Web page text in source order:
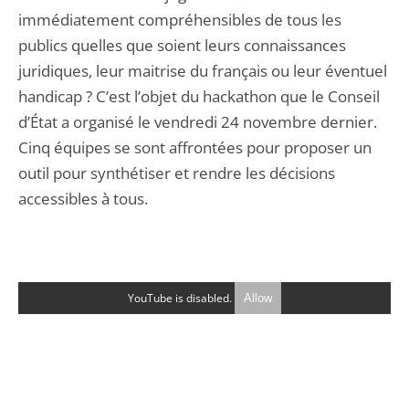
immédiatement compréhensibles de tous les
publics quelles que soient leurs connaissances
juridiques, leur maitrise du français ou leur éventuel
handicap ? C’est l’objet du hackathon que le Conseil
d’État a organisé le vendredi 24 novembre dernier.
Cinq équipes se sont affrontées pour proposer un
outil pour synthétiser et rendre les décisions
accessibles à tous.
YouTube is disabled. Allow